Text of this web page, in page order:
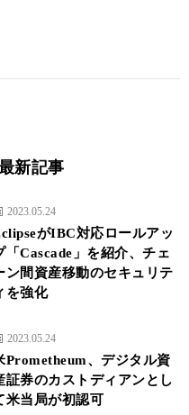
新記事
2023.05.24
がIBC対応ロールアッ
「Cascade」を紹介、チェ
ン間資産移動のセキュリテ
を強化
2023.05.24
Prometheum、デジタル資
証券のカストディアンとし
米当局が初認可